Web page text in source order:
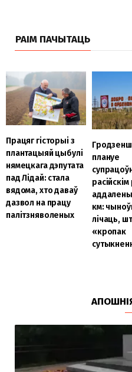
РАІМ ПАЧЫТАЦЬ
Працяг гісторыі з
плантацыяй цыбулі
нямецкага дэпутата
пад Лідай: стала
вядома, хто даваў
дазвол на працу
палітзняволеных
плануе
расійскім
км:
лічаць,
«кропак